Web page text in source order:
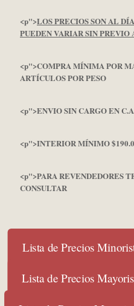
<p">LOS PRECIOS SON AL
PUEDEN VARIAR SIN PREVIO
<p">COMPRA MÍNIMA POR
ARTÍCULOS POR PESO
<p">ENVIO SIN CARGO EN
<p">INTERIOR MÍNIMO
<p">PARA REVENDEDORES
CONSULTAR
Lista de Precios
Lista de Precios